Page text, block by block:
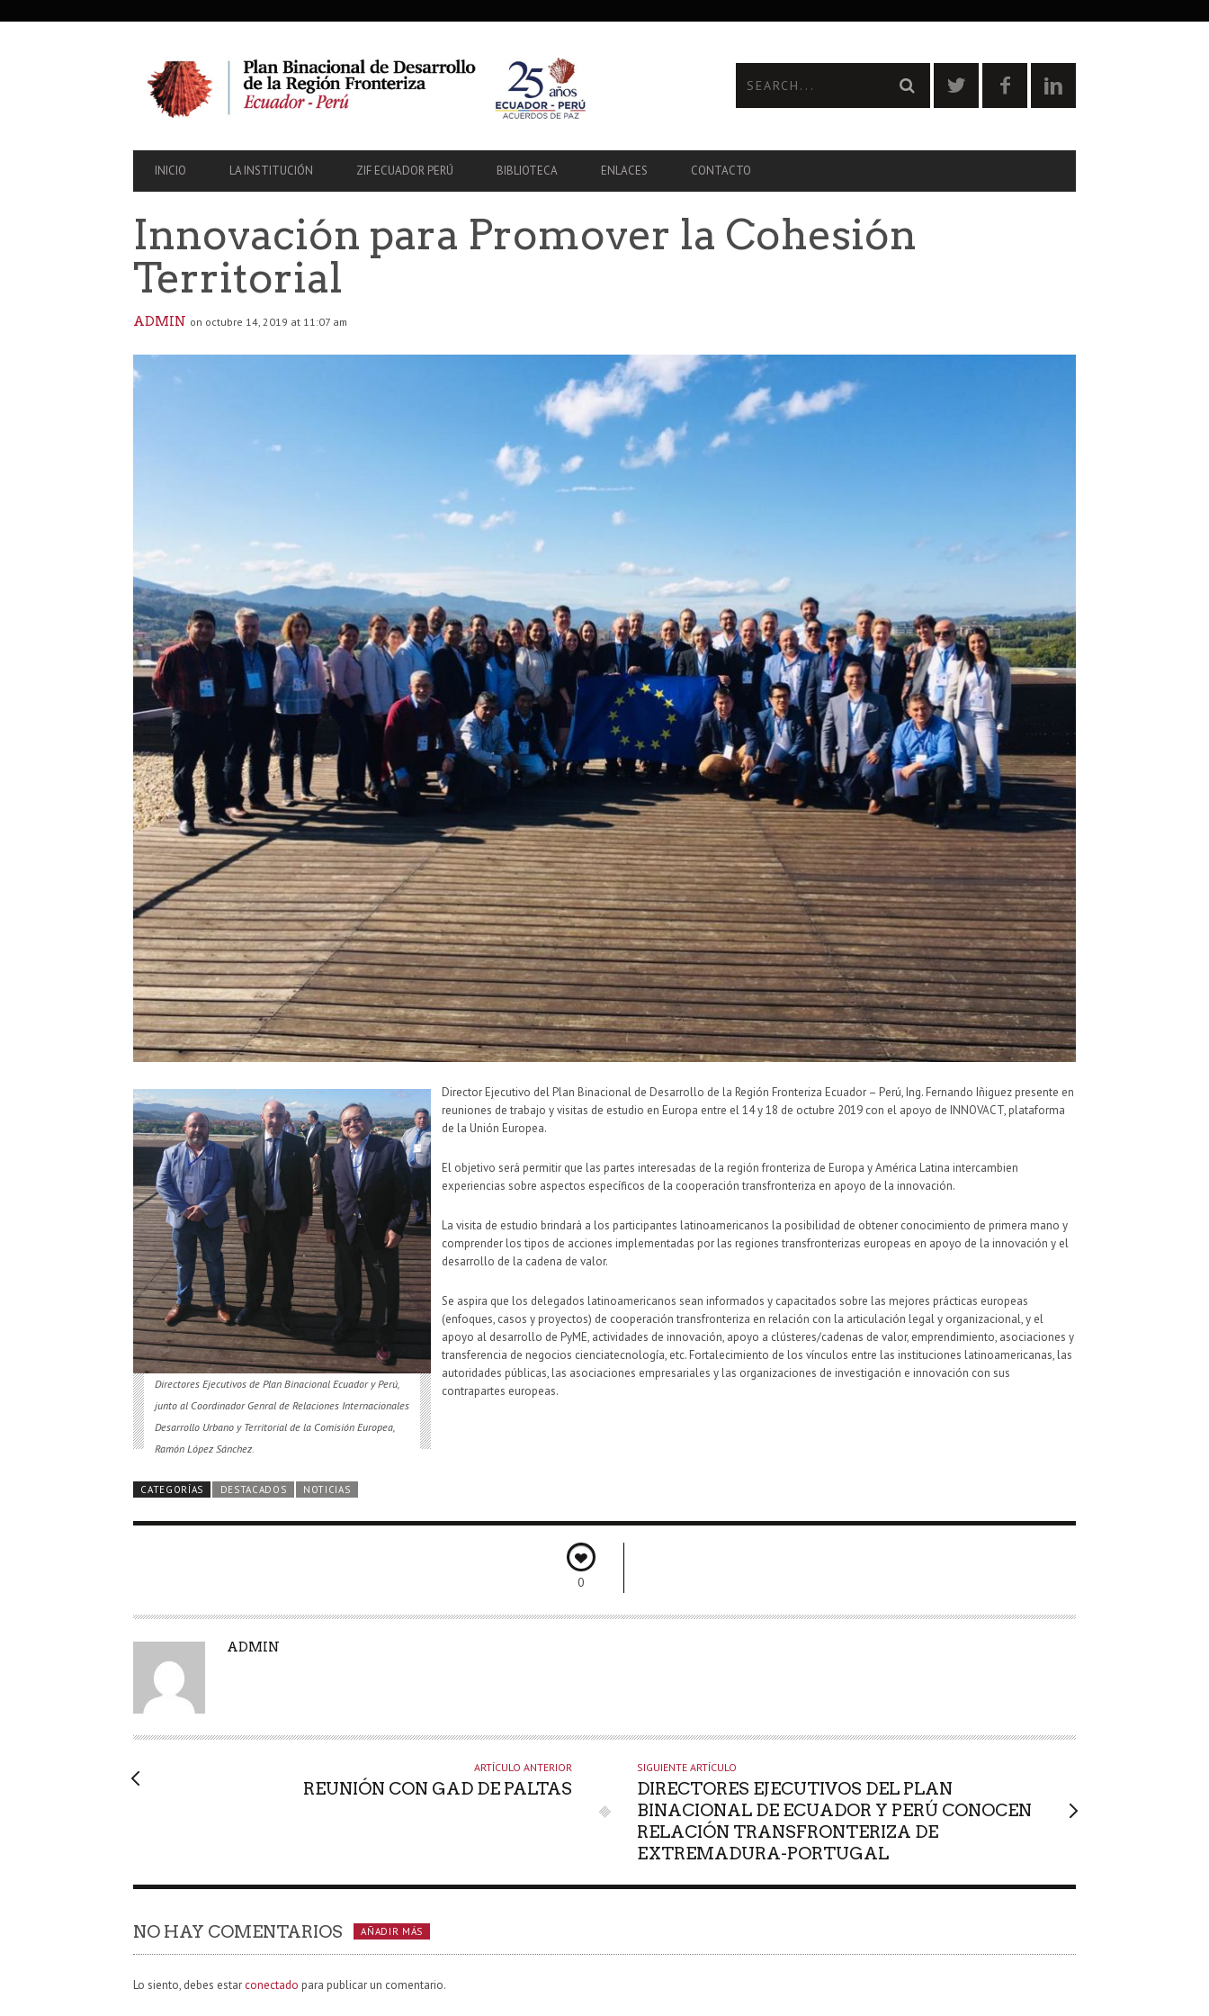
PRIMARY
NAVIGATION
INICIO LA INSTITUCIÓN ZIF ECUADOR PERÚ BIBLIOTECA ENLACES CONTACTO
Innovación para Promover la Cohesión
Territorial
ADMIN on octubre 14, 2019 at 11:07 am
Directores Ejecutivos de Plan Binacional Ecuador y Perú,
junto al Coordinador Genral de Relaciones Internacionales
Desarrollo Urbano y Territorial de la Comisión Europea,
Ramón López Sánchez.
Director Ejecutivo del Plan Binacional de Desarrollo de la Región Fronteriza Ecuador – Perú, Ing. Fernando Iñiguez presente en
reuniones de trabajo y visitas de estudio en Europa entre el 14 y 18 de octubre 2019 con el apoyo de INNOVACT, plataforma
de la Unión Europea.
El objetivo será permitir que las partes interesadas de la región fronteriza de Europa y América Latina intercambien
experiencias sobre aspectos específicos de la cooperación transfronteriza en apoyo de la innovación.
La visita de estudio brindará a los participantes latinoamericanos la posibilidad de obtener conocimiento de primera mano y
comprender los tipos de acciones implementadas por las regiones transfronterizas europeas en apoyo de la innovación y el
desarrollo de la cadena de valor.
Se aspira que los delegados latinoamericanos sean informados y capacitados sobre las mejores prácticas europeas
(enfoques, casos y proyectos) de cooperación transfronteriza en relación con la articulación legal y organizacional, y el
apoyo al desarrollo de PyME, actividades de innovación, apoyo a clústeres/cadenas de valor, emprendimiento, asociaciones y
transferencia de negocios cienciatecnología, etc. Fortalecimiento de los vínculos entre las instituciones latinoamericanas, las
autoridades públicas, las asociaciones empresariales y las organizaciones de investigación e innovación con sus
contrapartes europeas.
CATEGORÍAS DESTACADOS NOTICIAS
0
A
R
ADMIN
ARTÍCULO ANTERIOR
REUNIÓN CON GAD DE PALTAS
SIGUIENTE ARTÍCULO
DIRECTORES EJECUTIVOS DEL PLAN
BINACIONAL DE ECUADOR Y PERÚ CONOCEN
RELACIÓN TRANSFRONTERIZA DE
EXTREMADURA-PORTUGAL
NO HAY COMENTARIOS AÑADIR MÁS
Lo siento, debes estar conectado para publicar un comentario.